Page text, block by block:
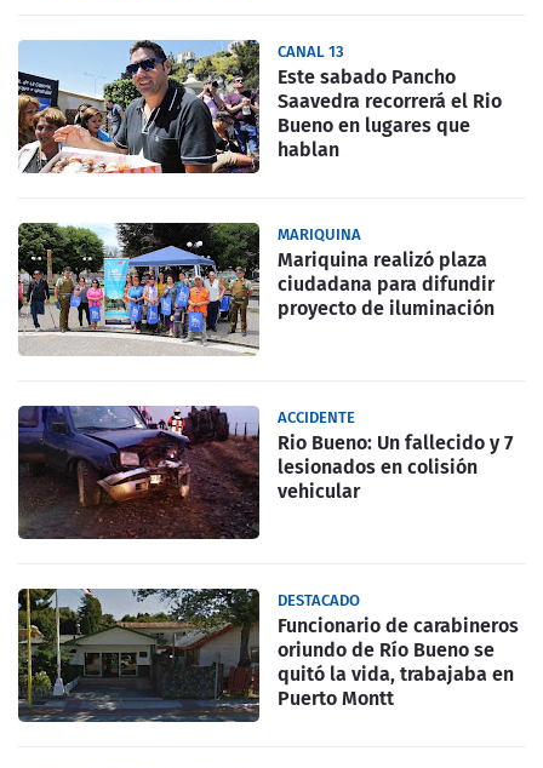
CANAL 13
Este sabado Pancho
Saavedra recorrerá el Rio
Bueno en lugares que
hablan
MARIQUINA
Mariquina realizó plaza
ciudadana para difundir
proyecto de iluminación
ACCIDENTE
Rio Bueno: Un fallecido y 7
lesionados en colisión
vehicular
DESTACADO
Funcionario de carabineros
oriundo de Río Bueno se
quitó la vida, trabajaba en
Puerto Montt